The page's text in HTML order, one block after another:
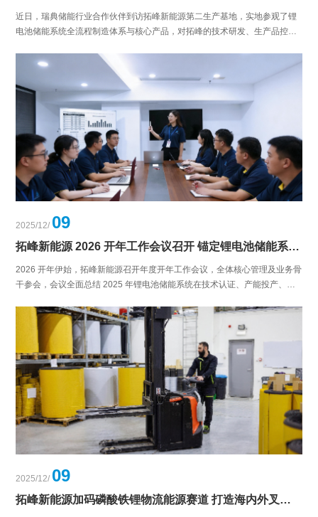
近日，瑞典储能行业合作伙伴到访拓峰新能源第二生产基地，实地参观了锂
电池储能系统全流程制造体系与核心产品，对拓峰的技术研发、生产品控及
配、市场合作、本地化服务等关键议题展开深度交流，结合瑞典及北欧市场
需求与政策环境，就定制化产品开发、本地仓储运维等合作方向达成初步共
识。此次交流是拓峰深化北欧储能市场布局的重要举措，实现了中瑞企业技
术、产能与本地渠道的优势互补，也为双方携手助力欧洲能源绿色转型奠定
了坚实基础。
2025/12/ 09
拓峰新能源 2026 开年工作会议召开 锚定锂电池储能系统全球布局攻坚目标
2026 开年伊始，拓峰新能源召开年度开年工作会议，全体核心管理及业务骨
干参会，会议全面总结 2025 年锂电池储能系统在技术认证、产能投产、海
术迭代、产能升级、全球布局为核心的 2026 全年四大发展目标，并详细部
署了研发、产能、订单攻坚等一季度五大核心工作任务。会议强调各部门强
化协同、压实责任，紧抓全球储能市场机遇，依托工贸一体优势深化锂电池
储能系统全球布局，冲刺新年开门红，为企业实现跨越式发展、助力全球能
源绿色转型奠定坚实基础。
2025/12/ 09
拓峰新能源加码磷酸铁锂物流能源赛道 打造海内外叉车搬运车锂电化解决方案